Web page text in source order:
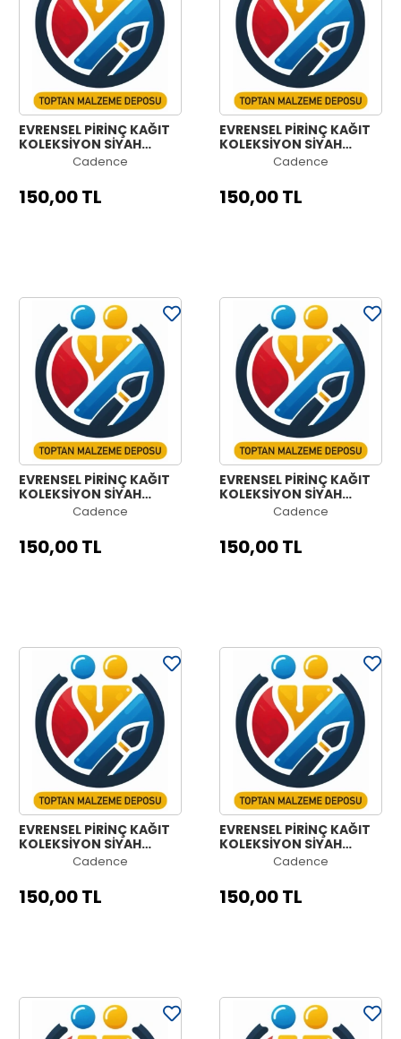
EVRENSEL PİRİNÇ KAĞIT
KOLEKSİYON SİYAH
ZEMİN UC-060 60X60
Cadence
150,00 TL
EVRENSEL PİRİNÇ KAĞIT
KOLEKSİYON SİYAH
ZEMİN UC-052 60X60
Cadence
150,00 TL
EVRENSEL PİRİNÇ KAĞIT
KOLEKSİYON SİYAH
ZEMİN UC-050 60X60
Cadence
150,00 TL
EVRENSEL PİRİNÇ KAĞIT
KOLEKSİYON SİYAH
ZEMİN UC-045 60X60
Cadence
150,00 TL
EVRENSEL PİRİNÇ KAĞIT
KOLEKSİYON SİYAH
ZEMİN UC-036 60X60
Cadence
150,00 TL
EVRENSEL PİRİNÇ KAĞIT
KOLEKSİYON SİYAH
ZEMİN UC-024 60X60
Cadence
150,00 TL